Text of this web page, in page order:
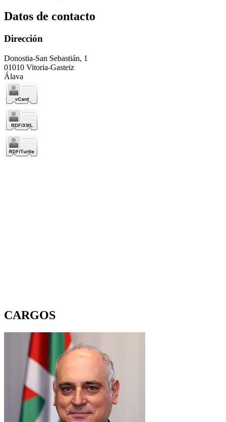
Datos de contacto
Dirección
Donostia-San Sebastián, 1
01010 Vitoria-Gasteiz
Álava
CARGOS